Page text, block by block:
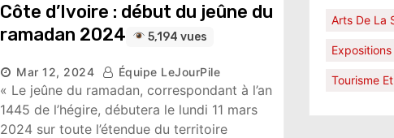
Côte d’Ivoire : début du jeûne du
ramadan 2024
5,194 vues
Mar 12, 2024 Équipe LeJourPile
« Le jeûne du ramadan, correspondant à l’an
1445 de l’hégire, débutera le lundi 11 mars
2024 sur toute l’étendue du territoire
Arts De La
Expositions
Tourisme